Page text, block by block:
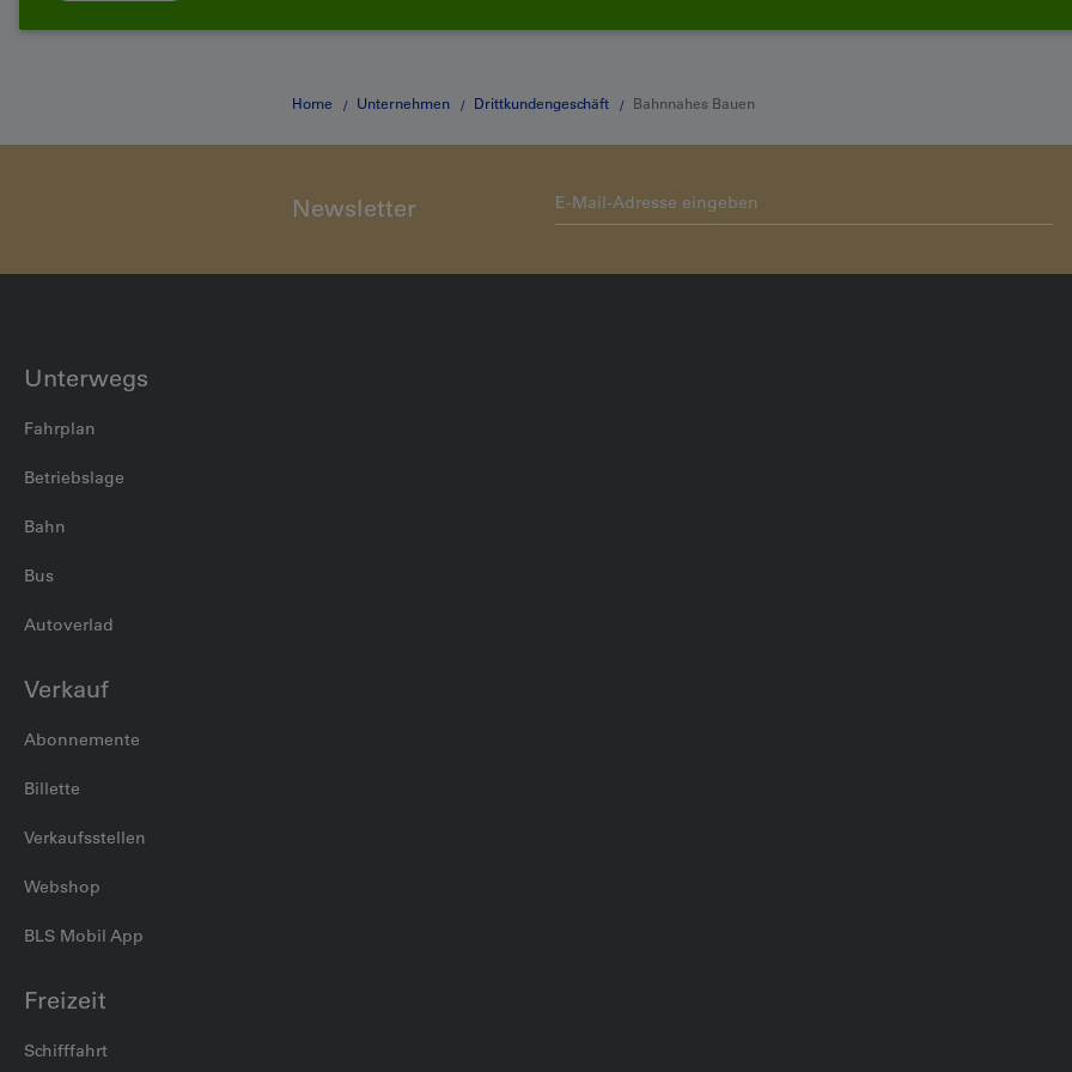
Home Unternehmen Drittkundengeschäft Bahnnahes Bauen
Newsletter
Unterwegs
Fahrplan
Betriebslage
Bahn
Bus
Autoverlad
Verkauf
Abonnemente
Billette
Verkaufsstellen
Webshop
BLS Mobil App
Freizeit
Schifffahrt